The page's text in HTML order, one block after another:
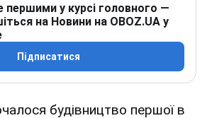
першими у курсі головного —
на Новини на OBOZ.UA у
Підписатися
будівництво першої в